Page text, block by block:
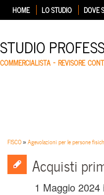
HOME LO STUDIO DOVE
STUDIO
COMMERCIALISTA – REVISORE
FISCO»Agevolazioni per le persone
Acquisti
1 Maggio 2024